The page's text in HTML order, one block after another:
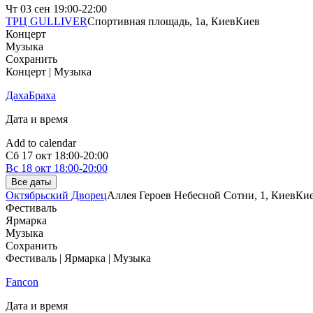
Чт 03 сен 19:00-22:00
ТРЦ GULLIVERСпортивная площадь, 1a, КиевКиев
Концерт
Музыка
Сохранить
Концерт | Музыка
ДахаБраха
Дата и время
Add to calendar
Сб 17 окт 18:00-20:00
Вс 18 окт 18:00-20:00
Все даты
Октябрьский ДворецАллея Героев Небесной Сотни, 1, Киев
Фестиваль
Ярмарка
Музыка
Сохранить
Фестиваль | Ярмарка | Музыка
Fancon
Дата и время